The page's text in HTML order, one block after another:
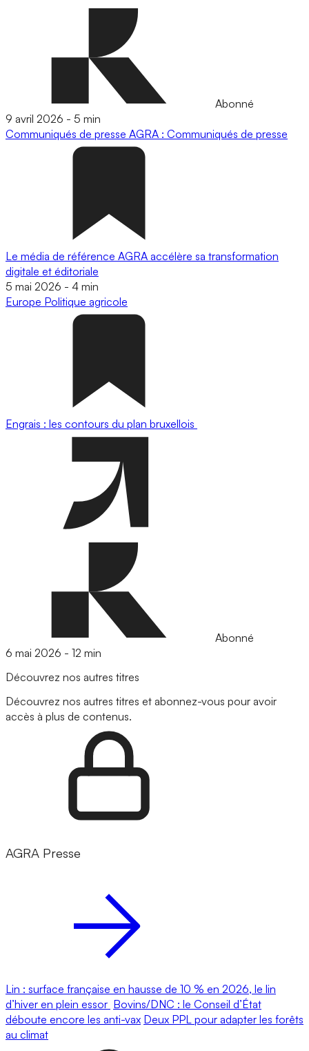
Abonné
9 avril 2026 - 5 min
Communiqués de presse AGRA : Communiqués de presse
Le média de référence AGRA accélère sa transformation
digitale et éditoriale
5 mai 2026 - 4 min
Europe Politique agricole
Engrais : les contours du plan bruxellois
Abonné
6 mai 2026 - 12 min
Découvrez nos autres titres
Découvrez nos autres titres et abonnez-vous pour avoir
accès à plus de contenus.
AGRA Presse
Lin : surface française en hausse de 10 % en 2026, le lin
d’hiver en plein essor Bovins/DNC : le Conseil d’État
déboute encore les anti-vax Deux PPL pour adapter les forêts
au climat